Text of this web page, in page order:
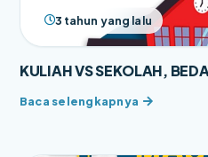
3 tahun yang lalu
KULIAH VS SEKOLAH,